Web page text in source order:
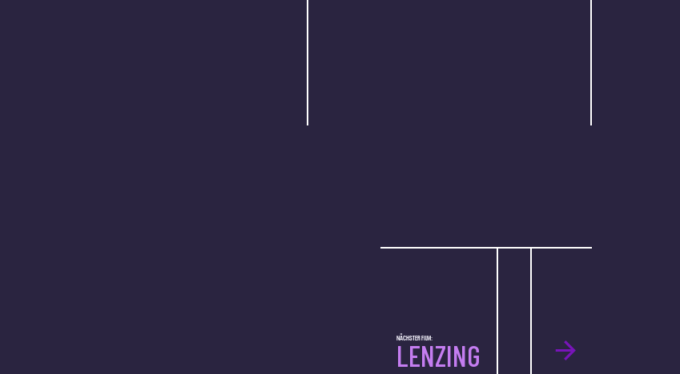
NÄCHSTER FILM:
LENZING